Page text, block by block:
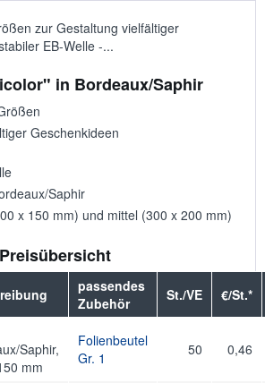
zur Gestaltung vielfältiger
EB-Welle -...
in Bordeaux/Saphir
Geschenkideen
Saphir
x 150 mm) und mittel (300 x 200 mm)
passendes
Zubehör
St./VE €/St.*
Saphir,
mm
Folienbeutel
Gr. 1
50 0,46